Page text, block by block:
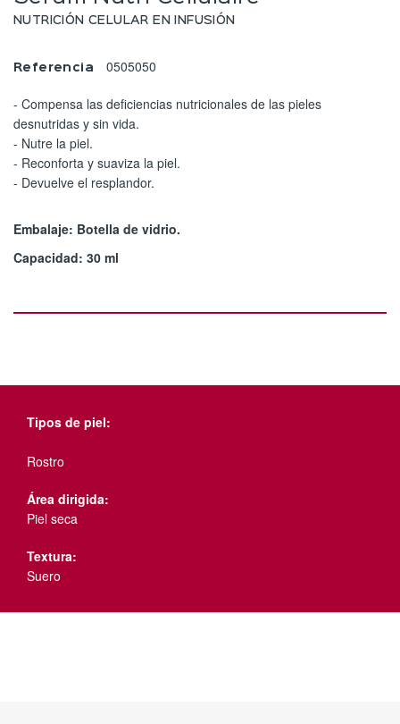
NUTRICIÓN CELULAR EN INFUSIÓN
Referencia 0505050
- Compensa las deficiencias nutricionales de las pieles
desnutridas y sin vida.
- Nutre la piel.
- Reconforta y suaviza la piel.
- Devuelve el resplandor.
Embalaje: Botella de vidrio.
Capacidad: 30 ml
Tipos de piel:
Rostro
Área dirigida:
Piel seca
Textura:
Suero